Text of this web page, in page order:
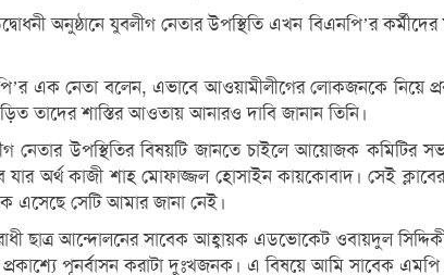
অনুষ্ঠানে যুবলীগ নেতার উপস্থিতি এখন বিএনপি’র
এক নেতা বলেন, এভাবে আওয়ামীলীগের লোকজনকে নিয়ে
তাদের শাস্তির আওতায় আনারও দাবি জানান তিনি।
নেতার উপস্থিতির বিষয়টি জানতে চাইলে আয়োজক
যার অর্থ কাজী শাহ মোফাজ্জল হোসাইন কায়কোবাদ। সেই
এসেছে সেটি আমার জানা নেই।
ছাত্র আন্দোলনের সাবেক আহ্বায়ক এডভোকেট ওবায়দুল
পূনর্বাসন করাটা দুঃখজনক। এ বিষয়ে আমি সাবেক